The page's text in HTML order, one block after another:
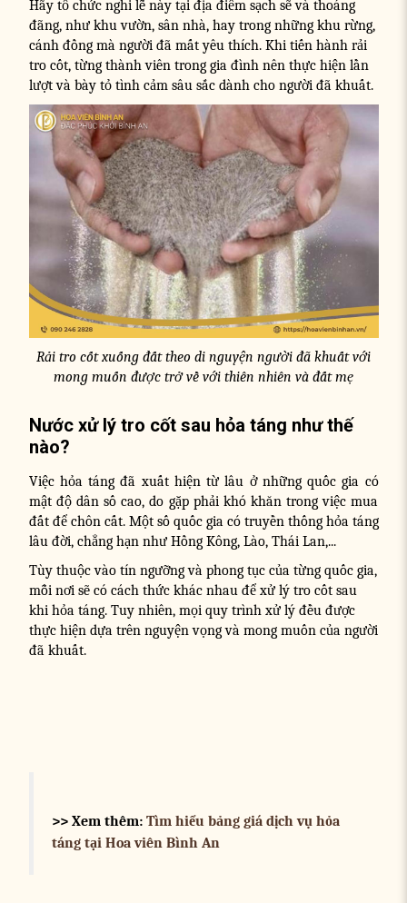
Hãy tổ chức nghi lễ này tại địa điểm sạch sẽ và thoáng
đãng, như khu vườn, sân nhà, hay trong những khu rừng,
cánh đồng mà người đã mất yêu thích. Khi tiến hành rải
tro cốt, từng thành viên trong gia đình nên thực hiện lần
lượt và bày tỏ tình cảm sâu sắc dành cho người đã khuất.
Rải tro cốt xuống đất theo di nguyện người đã khuất với
mong muốn được trở về với thiên nhiên và đất mẹ
Nước xử lý tro cốt sau hỏa táng như thế
nào?
Việc hỏa táng đã xuất hiện từ lâu ở những quốc gia có
mật độ dân số cao, do gặp phải khó khăn trong việc mua
đất để chôn cất. Một số quốc gia có truyền thống hỏa táng
lâu đời, chẳng hạn như Hồng Kông, Lào, Thái Lan,...
Tùy thuộc vào tín ngưỡng và phong tục của từng quốc gia,
mỗi nơi sẽ có cách thức khác nhau để xử lý tro cốt sau
khi hỏa táng. Tuy nhiên, mọi quy trình xử lý đều được
thực hiện dựa trên nguyện vọng và mong muốn của người
đã khuất.
>> Xem thêm: Tìm hiểu bảng giá dịch vụ hỏa
táng tại Hoa viên Bình An